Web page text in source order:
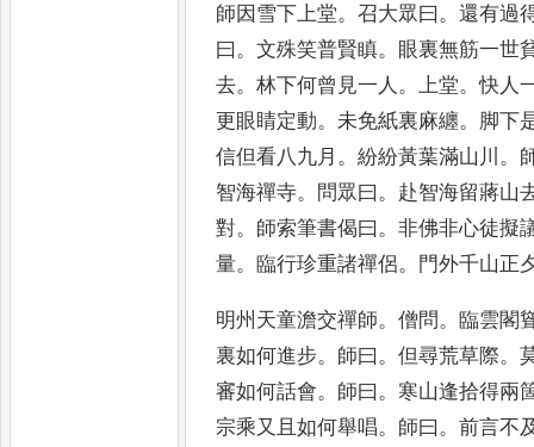
師因雪下上堂。召大眾曰 。還有過
曰 。文殊笑普賢瞋。 眼裏無筋一世
去。林下何曾見一人 。 上堂。快人
更眼睛定動。 未免紙裏麻纏。
脚下
信但看八九月 。紛紛黃葉滿山川 。
智海禪寺。 問眾曰 。 赴智海留蔣山
對。 師索筆書偈曰 。非佛非心徒擬
量。臨行珍重諸禪侶。 門外千山正
明州天童澹交禪師。僧問 。臨雲閣
裏如何進步。 師曰 。但尋荒草際。
審如何話會。 師曰 。 寒山逢拾得兩
宗乘又且如何舉唱。 師曰 。前言不